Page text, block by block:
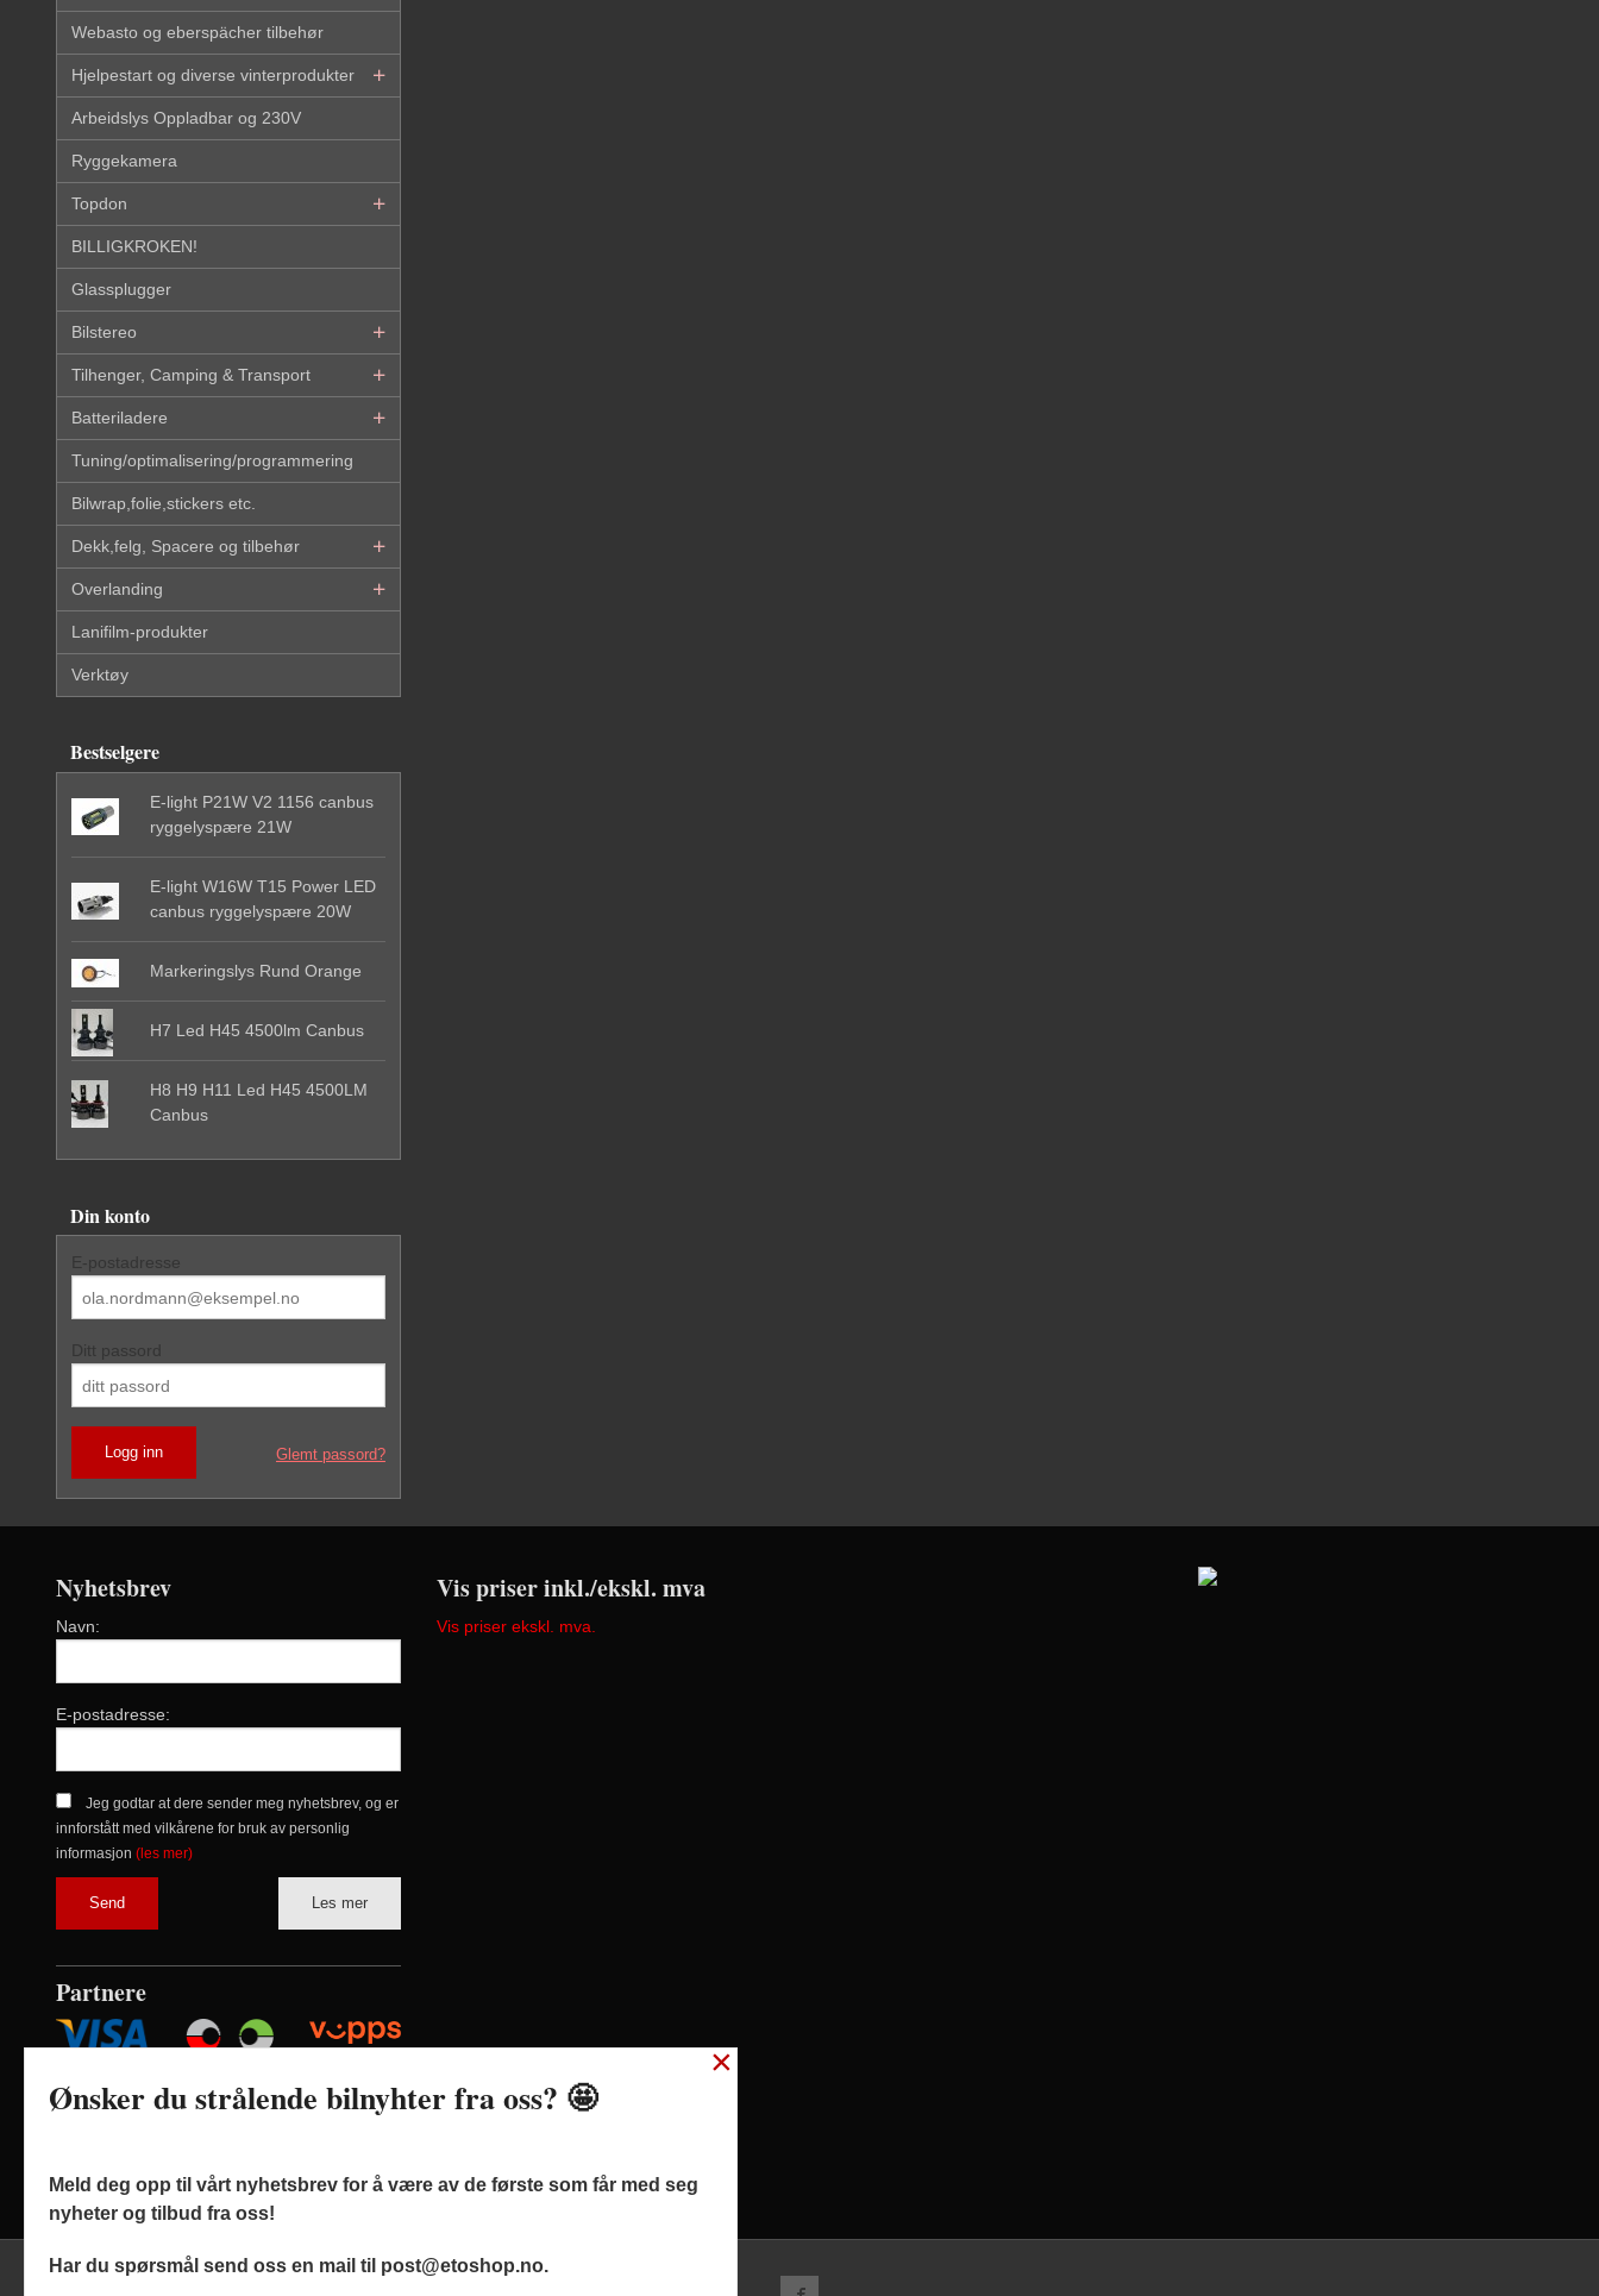
Webasto og eberspächer tilbehør
Hjelpestart og diverse vinterprodukter
Arbeidslys Oppladbar og 230V
Ryggekamera
Topdon
BILLIGKROKEN!
Glassplugger
Bilstereo
Tilhenger, Camping & Transport
Batteriladere
Tuning/optimalisering/programmering
Bilwrap,folie,stickers etc.
Dekk,felg, Spacere og tilbehør
Overlanding
Lanifilm-produkter
Verktøy
Bestselgere
E-light P21W V2 1156 canbus
ryggelyspære 21W
E-light W16W T15 Power LED
canbus ryggelyspære 20W
Markeringslys Rund Orange
H7 Led H45 4500lm Canbus
H8 H9 H11 Led H45 4500LM
Canbus
Din konto
E-postadresse
Ditt passord
Glemt passord?
Nyhetsbrev
Navn:
E-postadresse:
Jeg godtar at dere sender meg nyhetsbrev, og er
innforstått med vilkårene for bruk av personlig
informasjon (les mer)
Les mer
Partnere
Vis priser inkl./ekskl. mva
Vis priser ekskl. mva.
×
Ønsker du strålende bilnyhter fra oss? 🤩
Meld deg opp til vårt nyhetsbrev for å være av de første som får med seg
nyheter og tilbud fra oss!
Har du spørsmål send oss en mail til post@etoshop.no.